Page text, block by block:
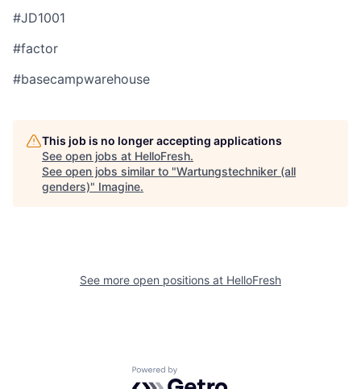
#JD1001
#factor
#basecampwarehouse
This job is no longer accepting applications
See open jobs at HelloFresh.
See open jobs similar to "Wartungstechniker (all
genders)" Imagine.
See more open positions at HelloFresh
Powered by Getro.com